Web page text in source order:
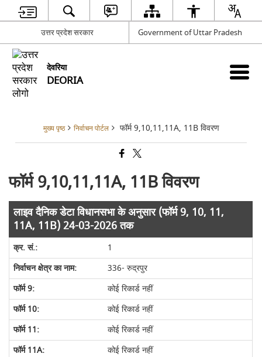
उत्तर प्रदेश सरकार Government of Uttar Pradesh
देवरिया
DEORIA
मुख्य पृष्ठ निर्वाचन पोर्टल फॉर्म 9,10,11,11A, 11B विवरण
फॉर्म 9,10,11,11A, 11B विवरण
लाइव दैनिक डेटा विधानसभा के अनुसार (फॉर्म 9, 10, 11,
11A, 11B) 24-03-2026 तक
1
336- रुद्रपुर
कोई रिकार्ड नहीं
कोई रिकार्ड नहीं
कोई रिकार्ड नहीं
कोई रिकार्ड नहीं